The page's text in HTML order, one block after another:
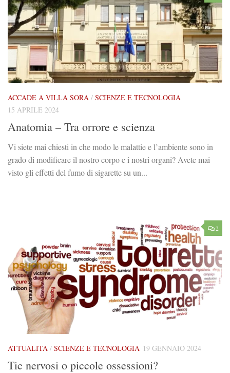
ACCADE A VILLA SORA / SCIENZE E TECNOLOGIA
15 APRILE 2024
Anatomia – Tra orrore e scienza
Vi siete mai chiesti in che modo le malattie e l’ambiente sono in
grado di modificare il nostro corpo e i nostri organi? Avete mai
visto gli effetti del fumo di sigarette su un...
2
ATTUALITÀ / SCIENZE E TECNOLOGIA 19 GENNAIO 2024
Tic nervosi o piccole ossessioni?